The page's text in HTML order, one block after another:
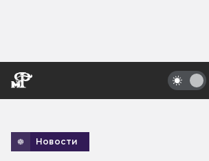
Новости